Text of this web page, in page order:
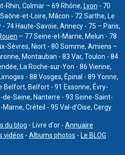
Rhin, Colmar – 69 Rhône, Lyon - 70
et-Loire, Mâcon - 72 Sarthe, Le
74 Haute-Savoie, Annecy - 75 – Paris,
– 77 Seine-et-Marne, Melun - 78
Sèvres, Niort - 80 Somme, Amiens –
Montauban - 83 Var, Toulon - 84
La Roche-sur-Yon - 86 Vienne,
- 88 Vosges, Épinal - 89 Yonne,
Belfort, Belfort - 91 Essonne, Évry-
Seine, Nanterre - 93 Seine-Saint-
Créteil - 95 Val-d’Oise, Cergy.
du blog - Livre d'or - Annuaire
vidéos - Albums photos - Le BLOG